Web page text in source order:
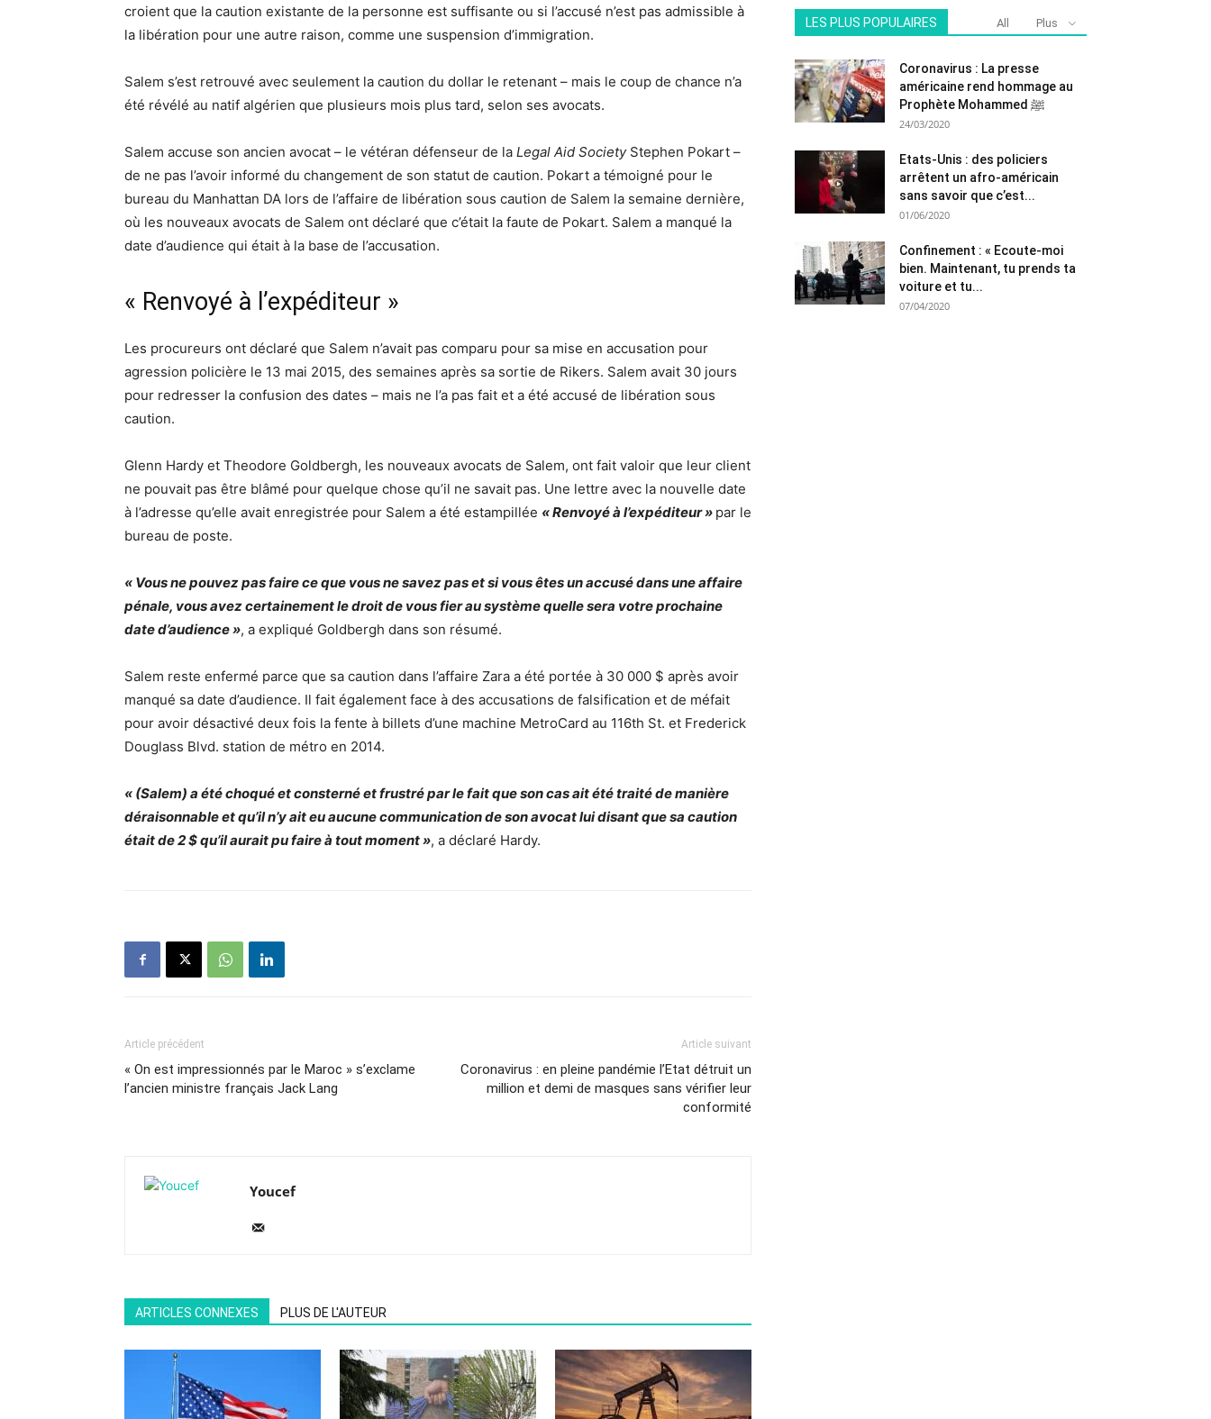
croient que la caution existante de la personne est suffisante ou si l’accusé n’est pas admissible à
la libération pour une autre raison, comme une suspension d’immigration.
Salem s’est retrouvé avec seulement la caution du dollar le retenant – mais le coup de chance n’a
été révélé au natif algérien que plusieurs mois plus tard, selon ses avocats.
Salem accuse son ancien avocat – le vétéran défenseur de la Legal Aid SocietyStephen Pokart –
de ne pas l’avoir informé du changement de son statut de caution. Pokart a témoigné pour le
bureau du Manhattan DA lors de l’affaire de libération sous caution de Salem la semaine dernière,
où les nouveaux avocats de Salem ont déclaré que c’était la faute de Pokart. Salem a manqué la
date d’audience qui était à la base de l’accusation.
« Renvoyé à l’expéditeur »
Les procureurs ont déclaré que Salem n’avait pas comparu pour sa mise en accusation pour
agression policière le 13 mai 2015, des semaines après sa sortie de Rikers. Salem avait 30 jours
pour redresser la confusion des dates – mais ne l’a pas fait et a été accusé de libération sous
caution.
Glenn Hardy et Theodore Goldbergh, les nouveaux avocats de Salem, ont fait valoir que leur client
ne pouvait pas être blâmé pour quelque chose qu’il ne savait pas. Une lettre avec la nouvelle date
à l’adresse qu’elle avait enregistrée pour Salem a été estampillée « Renvoyé à l’expéditeur » par le
bureau de poste.
« Vous ne pouvez pas faire ce que vous ne savez pas et si vous êtes un accusé dans une affaire
pénale, vous avez certainement le droit de vous fier au système quelle sera votre prochaine
date d’audience », a expliqué Goldbergh dans son résumé.
Salem reste enfermé parce que sa caution dans l’affaire Zara a été portée à 30 000 $ après avoir
manqué sa date d’audience. Il fait également face à des accusations de falsification et de méfait
pour avoir désactivé deux fois la fente à billets d’une machine MetroCard au 116th St. et Frederick
Douglass Blvd. station de métro en 2014.
« (Salem) a été choqué et consterné et frustré par le fait que son cas ait été traité de manière
déraisonnable et qu’il n’y ait eu aucune communication de son avocat lui disant que sa caution
était de 2 $ qu’il aurait pu faire à tout moment », a déclaré Hardy.
Article précédent
« On est impressionnés par le Maroc » s’exclame
l’ancien ministre français Jack Lang
Article suivant
Coronavirus : en pleine pandémie l’Etat détruit un
million et demi de masques sans vérifier leur
conformité
Youcef
ARTICLES CONNEXES PLUS DE L'AUTEUR
LES PLUS POPULAIRES All Plus
Coronavirus : La presse
américaine rend hommage au
Prophète Mohammed ﷺ
24/03/2020
Etats-Unis : des policiers
arrêtent un afro-américain
sans savoir que c’est...
01/06/2020
Confinement : « Ecoute-moi
bien. Maintenant, tu prends ta
voiture et tu...
07/04/2020